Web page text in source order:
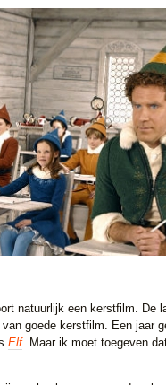
natuurlijk een kerstfilm. De
goede kerstfilm. Een jaar
Elf. Maar ik moet toegeven